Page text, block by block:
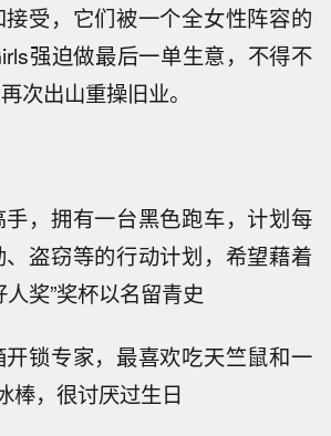
受，它们被一个全女性阵容的
强迫做最后一单生意，不得不
次出山重操旧业。
，拥有一台黑色跑车，计划每
盗窃等的行动计划，希望藉着
奖”奖杯以名留青史
锁专家，最喜欢吃天竺鼠和一
棒，很讨厌过生日